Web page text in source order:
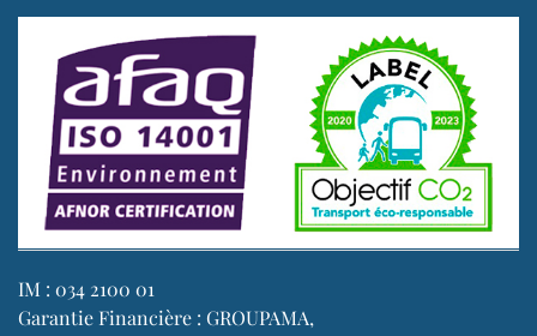
IM : 034 2100 01
Garantie Financière : GROUPAMA,